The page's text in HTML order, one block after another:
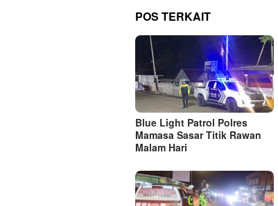
POS TERKAIT
Blue Light Patrol Polres
Mamasa Sasar Titik Rawan
Malam Hari